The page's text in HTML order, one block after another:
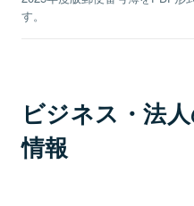
す。
ビジネス・法
情報